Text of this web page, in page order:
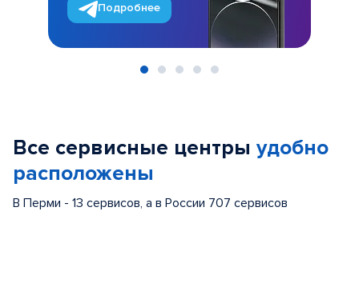
Подробнее
Все сервисные центры удобно
расположены
В Перми - 13 сервисов, а в России 707 сервисов